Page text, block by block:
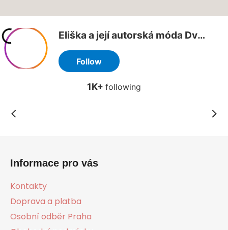
Informace pro vás
Kontakty
Doprava a platba
Osobní odběr Praha